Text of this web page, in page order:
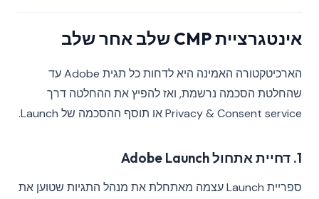
אינטגרציית CMP שלב אחר שלב
הארכיטקטורה האמינה היא לדחות כל תגית Adobe עד
שהחלטת הסכמה נרשמת, ואז להפיץ את ההחלטה דרך
Privacy & Consent service או תוסף ההסכמה של Launch.
1. דחיית אתחול Adobe Launch
ספריית Launch עצמה מאתחלת את מנהל התגיות שטוען את